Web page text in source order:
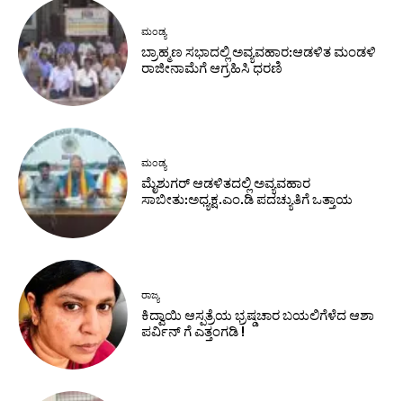
ಮಂಡ್ಯ
ಬ್ರಾಹ್ಮಣ ಸಭಾದಲ್ಲಿ ಅವ್ಯವಹಾರ:ಆಡಳಿತ ಮಂಡಳಿ
ರಾಜೀನಾಮೆಗೆ ಆಗ್ರಹಿಸಿ ಧರಣಿ
ಮಂಡ್ಯ
ಮೈಶುಗರ್ ಆಡಳಿತದಲ್ಲಿ ಅವ್ಯವಹಾರ
ಸಾಬೀತು:ಅಧ್ಯಕ್ಷ.ಎಂ.ಡಿ ಪದಚ್ಯುತಿಗೆ ಒತ್ತಾಯ
ರಾಜ್ಯ
ಕಿದ್ವಾಯಿ ಆಸ್ಪತ್ರೆಯ ಭ್ರಷ್ಡಚಾರ ಬಯಲಿಗೆಳೆದ ಆಶಾ
ಪರ್ವಿನ್ ಗೆ ಎತ್ತಂಗಡಿ !